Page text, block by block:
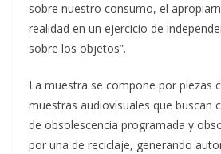
sobre nuestro consumo, el
realidad en un ejercicio de
sobre los objetos”.
La muestra se compone por piezas
muestras audiovisuales que buscan
de obsolescencia programada y
por una de reciclaje, generando